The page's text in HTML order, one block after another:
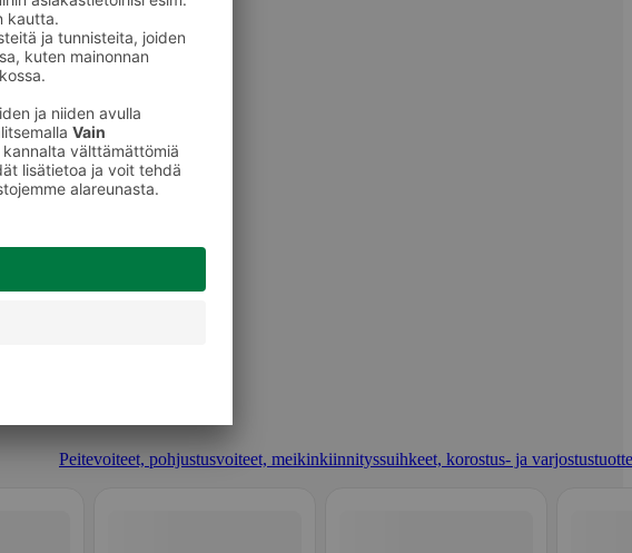
Peitevoiteet, pohjustusvoiteet, meikinkiinnityssuihkeet, korostus- ja